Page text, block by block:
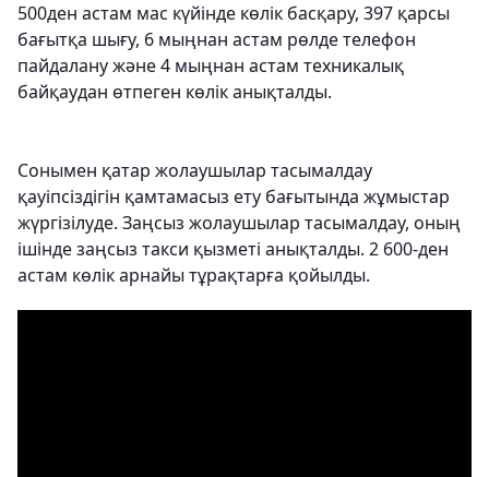
500ден астам мас күйінде көлік басқару, 397 қарсы
бағытқа шығу, 6 мыңнан астам рөлде телефон
пайдалану және 4 мыңнан астам техникалық
байқаудан өтпеген көлік анықталды.
Сонымен қатар жолаушылар тасымалдау
қауіпсіздігін қамтамасыз ету бағытында жұмыстар
жүргізілуде. Заңсыз жолаушылар тасымалдау, оның
ішінде заңсыз такси қызметі анықталды. 2 600-ден
астам көлік арнайы тұрақтарға қойылды.